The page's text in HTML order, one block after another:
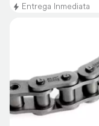
Entrega Inmediata